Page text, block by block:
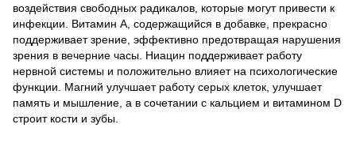
воздействия свободных радикалов, которые могут привести к
инфекции. Витамин А, содержащийся в добавке, прекрасно
поддерживает зрение, эффективно предотвращая нарушения
зрения в вечерние часы. Ниацин поддерживает работу
нервной системы и положительно влияет на психологические
функции. Магний улучшает работу серых клеток, улучшает
память и мышление, а в сочетании с кальцием и витамином D
строит кости и зубы.